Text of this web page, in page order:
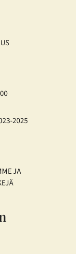
2025
JA